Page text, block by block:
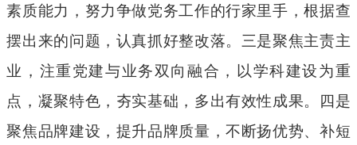
素质能力，努力争做党务工作的行家里手 ，根据查
摆出来的问题，认真抓好整改落。三是聚焦主责主
业， 注重党建与业务双向融合 ，以学科建设为重
点，凝聚特色，夯实基础，多出有效性成果。 四 是
聚焦品牌建设，提升品牌质量 ，不断扬优势、补短